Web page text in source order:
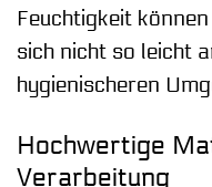
Feuchtigkeit
sich nicht so leicht
hygienischeren
Hochwertige
Verarbeitung